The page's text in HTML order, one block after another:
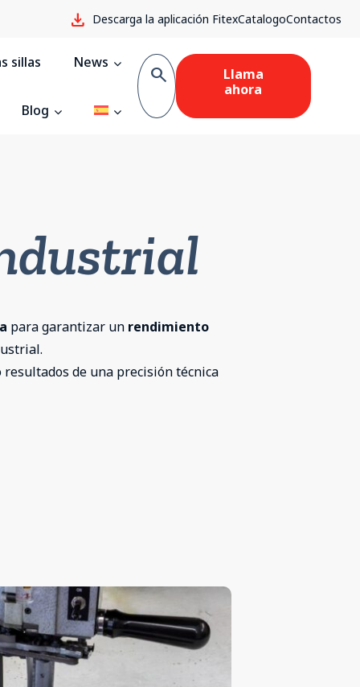
download Descarga la aplicación FitexCatalogoContactos
sillas News
Blog
search
Llama
ahora
para garantizar un rendimiento
resultados de una precisión técnica